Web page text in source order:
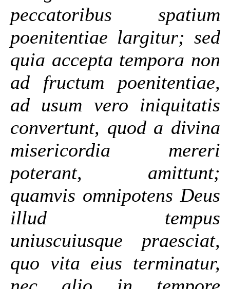
peccatoribus spatium
poenitentiae largitur; sed
quia accepta tempora non
ad fructum poenitentiae,
ad usum vero iniquitatis
convertunt, quod a divina
misericordia mereri
poterant, amittunt;
quamvis omnipotens Deus
illud tempus
uniuscuiusque praesciat,
quo vita eius terminatur,